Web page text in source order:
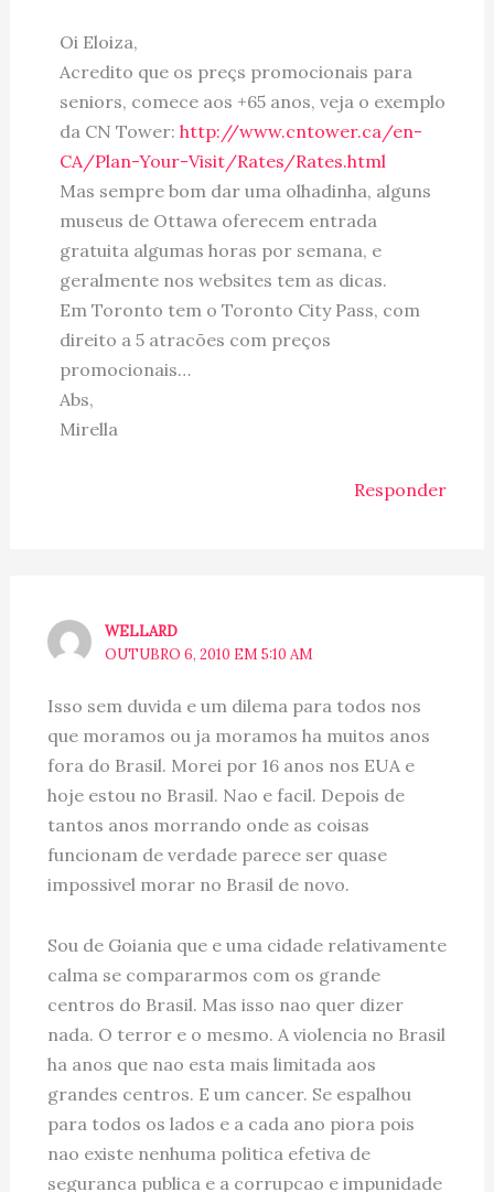
Oi Eloiza,
Acredito que os preçs promocionais para
seniors, comece aos +65 anos, veja o exemplo
da CN Tower: http://www.cntower.ca/en-
CA/Plan-Your-Visit/Rates/Rates.html
Mas sempre bom dar uma olhadinha, alguns
museus de Ottawa oferecem entrada
gratuita algumas horas por semana, e
geralmente nos websites tem as dicas.
Em Toronto tem o Toronto City Pass, com
direito a 5 atracões com preços
promocionais…
Abs,
Mirella
Responder
WELLARD
OUTUBRO 6, 2010 EM 5:10 AM
Isso sem duvida e um dilema para todos nos
que moramos ou ja moramos ha muitos anos
fora do Brasil. Morei por 16 anos nos EUA e
hoje estou no Brasil. Nao e facil. Depois de
tantos anos morrando onde as coisas
funcionam de verdade parece ser quase
impossivel morar no Brasil de novo.
Sou de Goiania que e uma cidade relativamente
calma se compararmos com os grande
centros do Brasil. Mas isso nao quer dizer
nada. O terror e o mesmo. A violencia no Brasil
ha anos que nao esta mais limitada aos
grandes centros. E um cancer. Se espalhou
para todos os lados e a cada ano piora pois
nao existe nenhuma politica efetiva de
seguranca publica e a corrupcao e impunidade